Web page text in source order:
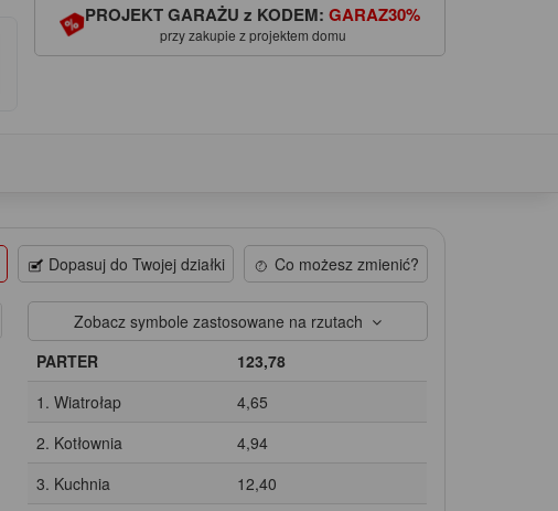
PROJEKT GARAŻU z KODEM:GARAZ30%
przy zakupie z projektem domu
Dopasuj do Twojej działki Co możesz zmienić?
Zobacz symbole zastosowane na rzutach
PARTER
123,78
1. Wiatrołap
4,65
2. Kotłownia
4,94
3. Kuchnia
12,40